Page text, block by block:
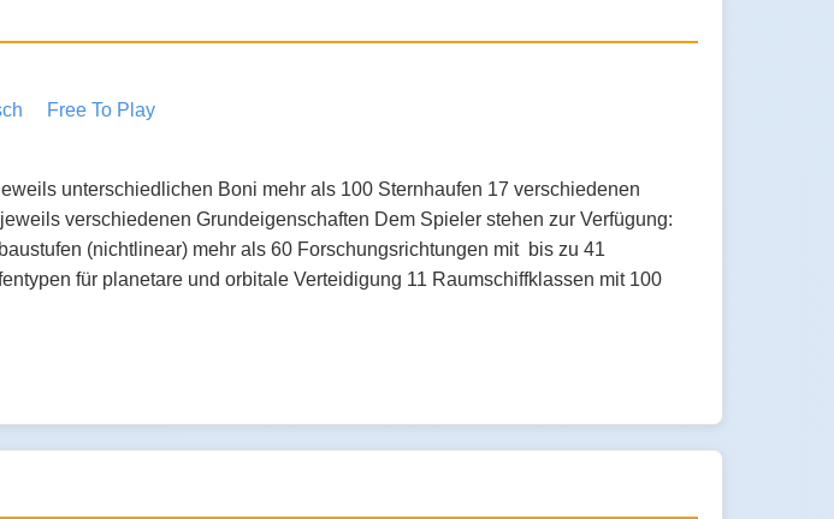
Free To Play
unterschiedlichen Boni mehr als 100 Sternhaufen 17 verschiedenen
verschiedenen Grundeigenschaften Dem Spieler stehen zur Verfügung:
(nichtlinear) mehr als 60 Forschungsrichtungen mit bis zu 41
für planetare und orbitale Verteidigung 11 Raumschiffklassen mit 100